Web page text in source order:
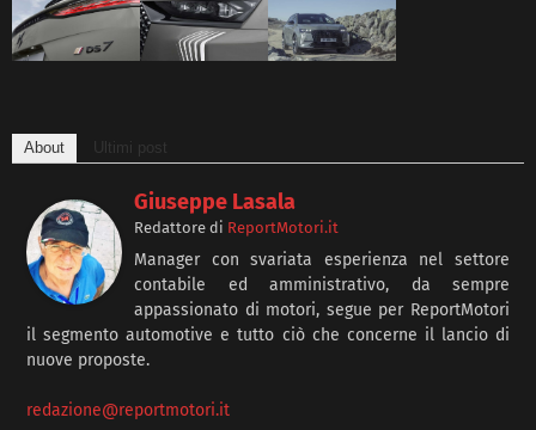
About Ultimi post
Giuseppe Lasala
Redattore di ReportMotori.it
Manager con svariata esperienza nel settore
contabile ed amministrativo, da sempre
appassionato di motori, segue per ReportMotori
il segmento automotive e tutto ciò che concerne il lancio di
nuove proposte.
redazione@reportmotori.it